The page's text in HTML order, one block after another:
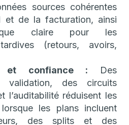
sources cohérentes
et de la facturation, ainsi
claire pour les
(retours, avoirs,
et confiance : Des
validation, des circuits
l’auditabilité réduisent les
les plans incluent
des splits et des